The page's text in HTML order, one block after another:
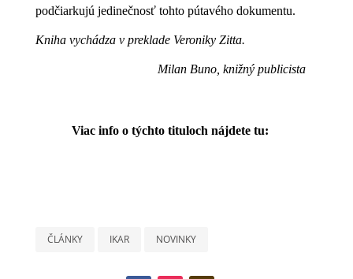
podčiarkujú jedinečnosť tohto pútavého dokumentu.
Kniha vychádza v preklade Veroniky Zitta.
Milan Buno, knižný publicista
Viac info o týchto tituloch nájdete tu:
ČLÁNKY IKAR NOVINKY